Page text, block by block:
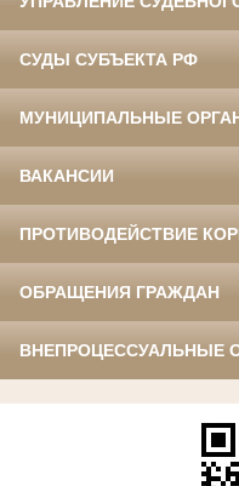
СУДЫ СУБЪЕКТА РФ
МУНИЦИПАЛЬНЫЕ
ВАКАНСИИ
ПРОТИВОДЕЙСТВИЕ
ОБРАЩЕНИЯ ГРАЖДАН
ВНЕПРОЦЕССУАЛЬНЫЕ